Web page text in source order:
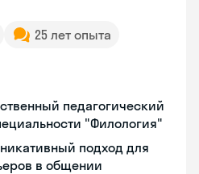
25 лет опыта
педагогический
"Филология"
подход для
в общении